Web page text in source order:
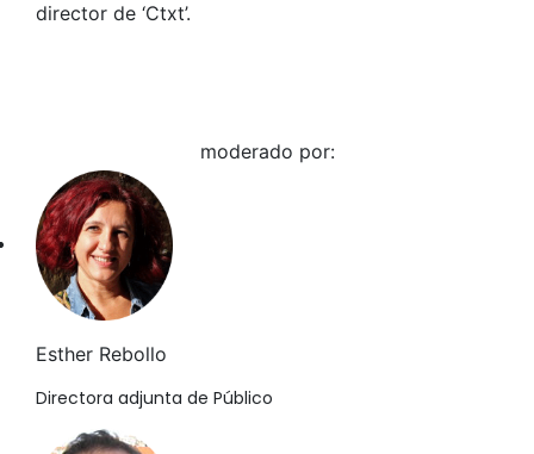
director de ‘Ctxt’.
moderado por:
Esther Rebollo
Directora adjunta de Público